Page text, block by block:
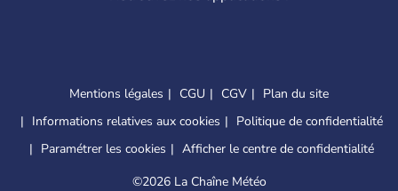
Mentions légales CGU CGV
Plan du site
Informations relatives aux cookies
Politique de confidentialité
Paramétrer les cookies
Afficher le centre de confidentialité
©2026 La Chaîne Météo